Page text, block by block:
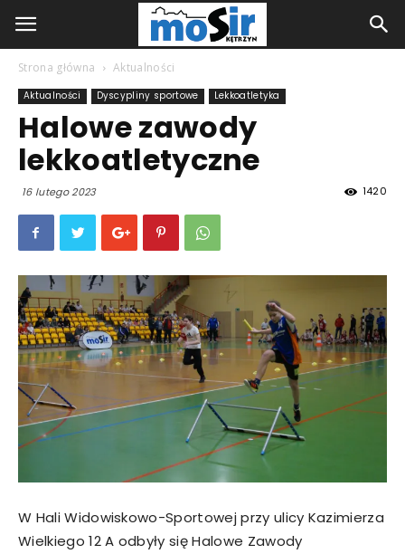
Strona główna Aktualności
Aktualności Dyscypliny sportowe Lekkoatletyka
Halowe zawody
lekkoatletyczne
16 lutego 2023 1420
W Hali Widowiskowo-Sportowej przy ulicy Kazimierza
Wielkiego 12 A odbyły się Halowe Zawody